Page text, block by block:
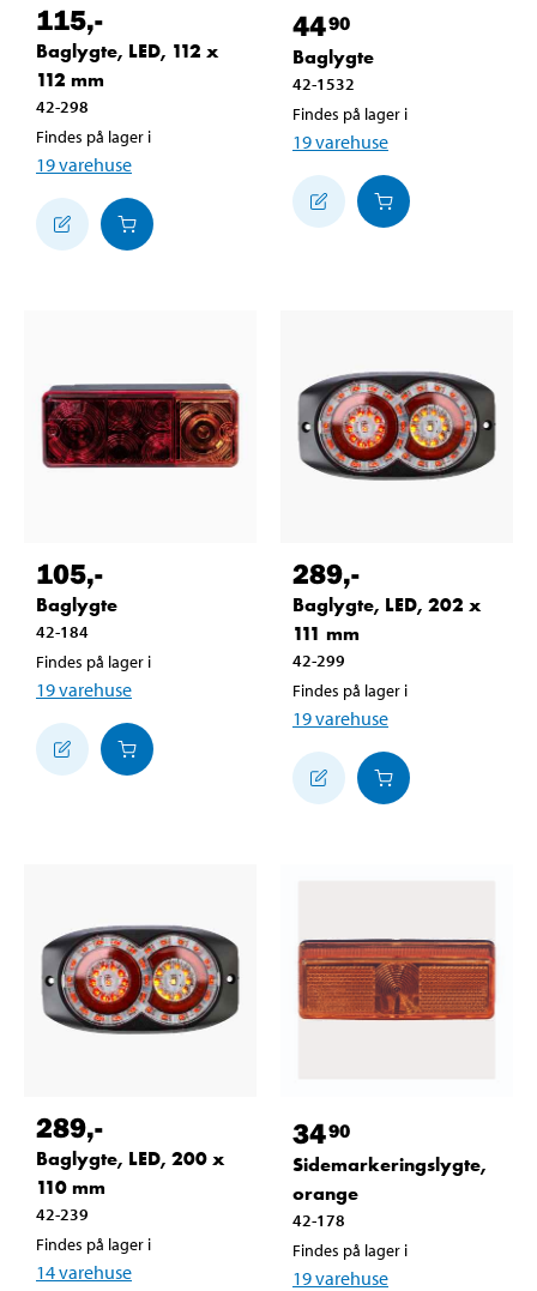
115,-
Baglygte, LED, 112 x
112 mm
42-298
Findes på lager i
19varehuse
4490
Baglygte
42-1532
Findes på lager i
19varehuse
105,-
Baglygte
42-184
Findes på lager i
19varehuse
289,-
Baglygte, LED, 202 x
111 mm
42-299
Findes på lager i
19varehuse
289,-
Baglygte, LED, 200 x
110 mm
42-239
Findes på lager i
14varehuse
3490
Sidemarkeringslygte,
orange
42-178
Findes på lager i
19varehuse